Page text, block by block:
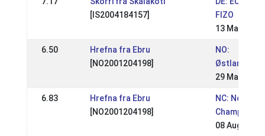
[IS2004184157]
FIZO
13 May 2012
6.50
Hrefna fra Ebru
[NO2001204198]
NO:
29 May 2011
6.83
Hrefna fra Ebru
[NO2001204198]
NC: Nordic
08 Aug 2010